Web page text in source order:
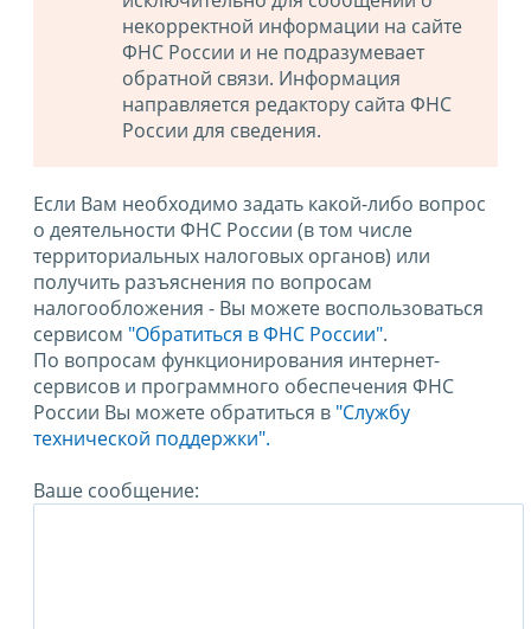
некорректной информации на сайте
ФНС России и не подразумевает
обратной связи. Информация
направляется редактору сайта ФНС
России для сведения.
Если Вам необходимо задать какой-либо вопрос
о деятельности ФНС России (в том числе
территориальных налоговых органов) или
получить разъяснения по вопросам
налогообложения - Вы можете воспользоваться
сервисом "Обратиться в ФНС России".
По вопросам функционирования интернет-
сервисов и программного обеспечения ФНС
России Вы можете обратиться в "Службу
технической поддержки".
Ваше сообщение: